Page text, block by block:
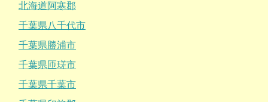
北海道阿寒郡
千葉県八千代市
千葉県勝浦市
千葉県匝瑳市
千葉県千葉市